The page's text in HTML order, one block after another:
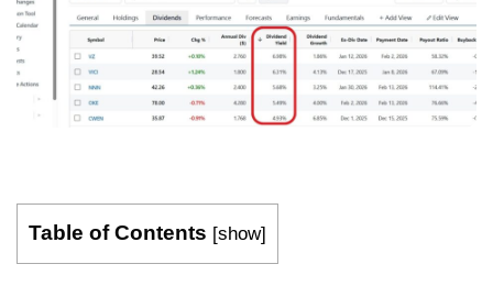
Table of Contents [show]